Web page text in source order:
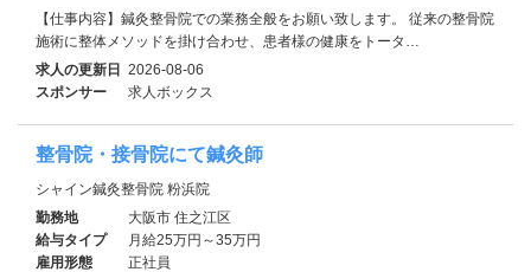
【仕事内容】鍼灸整骨院での業務全般をお願い致します。 従来の整骨院
施術に整体メソッドを掛け合わせ、患者様の健康をトータ…
求人の更新日 2026-08-06
スポンサー
求人ボックス
整骨院・接骨院にて鍼灸師
シャイン鍼灸整骨院 粉浜院
勤務地
大阪市 住之江区
給与タイプ
月給25万円～35万円
雇用形態
正社員